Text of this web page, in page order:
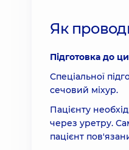
Як
Підготовка до
Спеціальної
сечовий міхур.
Пацієнту
через уретру.
пацієнт